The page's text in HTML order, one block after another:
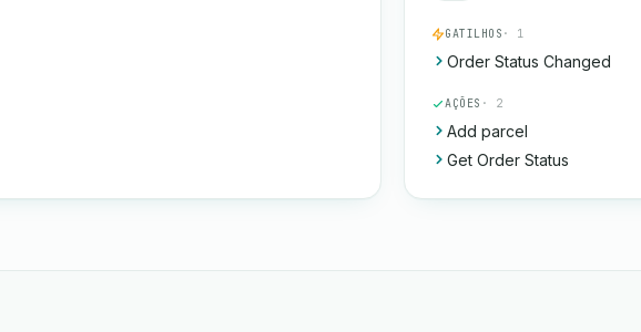
GATILHOS · 1
Order Status Changed
AÇÕES · 2
Add parcel
Get Order Status